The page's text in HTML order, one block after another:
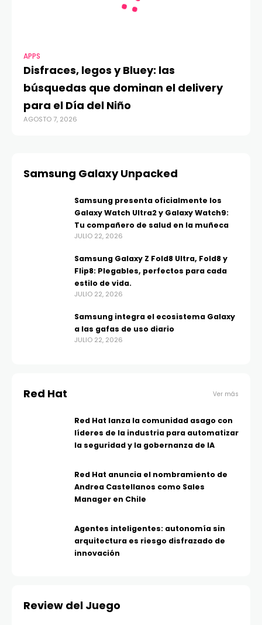
APPS
Disfraces, legos y Bluey: las
búsquedas que dominan el delivery
para el Día del Niño
AGOSTO 7, 2026
Samsung Galaxy Unpacked
Samsung presenta oficialmente los
Galaxy Watch Ultra2 y Galaxy Watch9:
Tu compañero de salud en la muñeca
JULIO 22, 2026
Samsung Galaxy Z Fold8 Ultra, Fold8 y
Flip8: Plegables, perfectos para cada
estilo de vida.
JULIO 22, 2026
Samsung integra el ecosistema Galaxy
a las gafas de uso diario
JULIO 22, 2026
Red Hat Ver más
Red Hat lanza la comunidad asago con
líderes de la industria para automatizar
la seguridad y la gobernanza de IA
Red Hat anuncia el nombramiento de
Andrea Castellanos como Sales
Manager en Chile
Agentes inteligentes: autonomía sin
arquitectura es riesgo disfrazado de
innovación
Review del Juego